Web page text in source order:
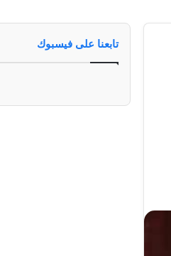
تابعنا على فيسبوك